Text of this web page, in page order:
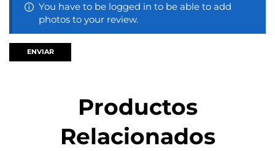
You have to be logged in to be able to add
photos to your review.
Productos
Relacionados